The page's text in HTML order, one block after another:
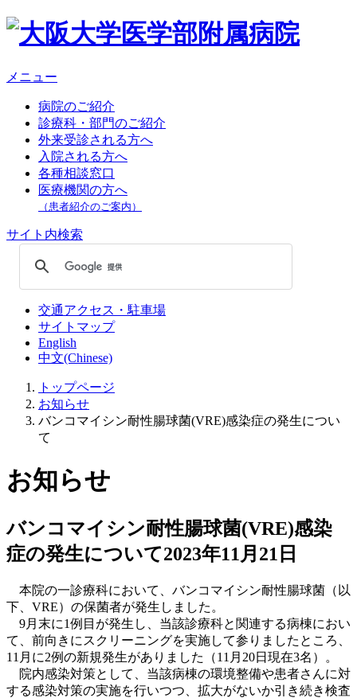
メニュー
病院のご紹介
診療科・部門のご紹介
外来受診される方へ
入院される方へ
各種相談窓口
医療機関の方へ
（患者紹介のご案内）
サイト内検索
交通アクセス・駐車場
サイトマップ
English
中文(Chinese)
トップページ
お知らせ
バンコマイシン耐性腸球菌(VRE)感染症の発生につい
て
お知らせ
バンコマイシン耐性腸球菌(VRE)感染
症の発生について2023年11月21日
本院の一診療科において、バンコマイシン耐性腸球菌（以
下、VRE）の保菌者が発生しました。
9月末に1例目が発生し、当該診療科と関連する病棟におい
て、前向きにスクリーニングを実施して参りましたところ、
11月に2例の新規発生がありました（11月20日現在3名）。
院内感染対策として、当該病棟の環境整備や患者さんに対
する感染対策の実施を行いつつ、拡大がないか引き続き検査